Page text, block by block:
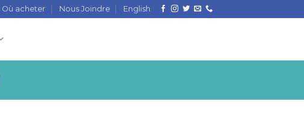
Où acheter Nous Joindre English